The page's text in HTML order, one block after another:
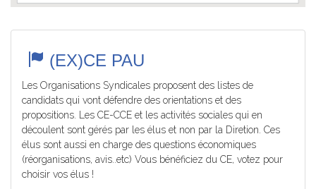
(EX)CE PAU
Les Organisations Syndicales proposent des listes de
candidats qui vont défendre des orientations et des
propositions. Les CE-CCE et les activités sociales qui en
découlent sont gérés par les élus et non par la Diretion. Ces
élus sont aussi en charge des questions économiques
(réorganisations, avis..etc) Vous bénéficiez du CE, votez pour
choisir vos élus !